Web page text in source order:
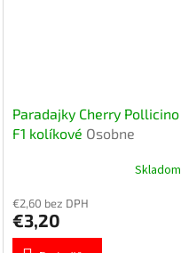
Paradajky Cherry Pollicino
F1 kolíkové Osobne
Skladom
€2,60 bez DPH
€3,20